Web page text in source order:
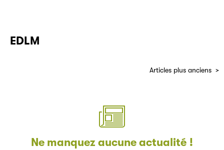
EDLM
Articles plus anciens
Ne manquez aucune actualité !